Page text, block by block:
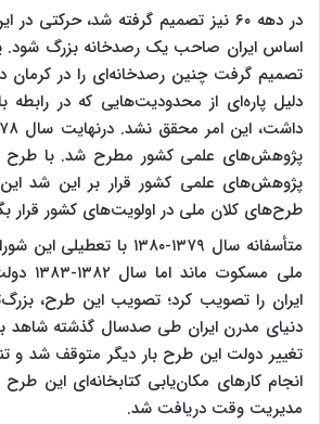
در دهه ۶۰ نیز تصمیم گرفته شد، حرکتی
اساس ایران صاحب یک رصدخانه بزرگ شود.
تصمیم گرفت چنین رصدخانه‌ای را در کرمان
دلیل پاره‌ای از محدودیت‌هایی که در رابطه
پژوهش‌های علمی کشور مطرح شد. با طرح
پژوهش‌های علمی کشور قرار بر این شد
طرح‌های کلان ملی در اولویت‌های کشور قرار
متأسفانه سال ۱۳۷۹-۱۳۸۰ با
ملی
ایران را تصویب کرد؛ تصویب این طرح،
تغییر دولت این طرح بار دیگر متوقف شد و
انجام کارهای مکان‌یابی کتابخانه‌ای این
مدیریت وقت دریافت شد.